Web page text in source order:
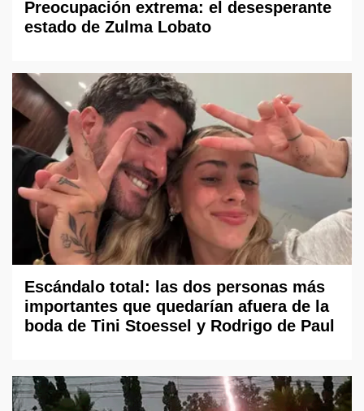
Preocupación extrema: el desesperante
estado de Zulma Lobato
Escándalo total: las dos personas más
importantes que quedarían afuera de la
boda de Tini Stoessel y Rodrigo de Paul